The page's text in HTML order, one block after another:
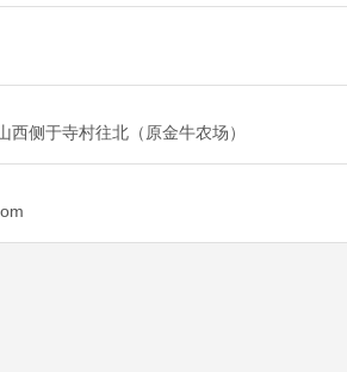
西侧于寺村往北（原金牛农场）